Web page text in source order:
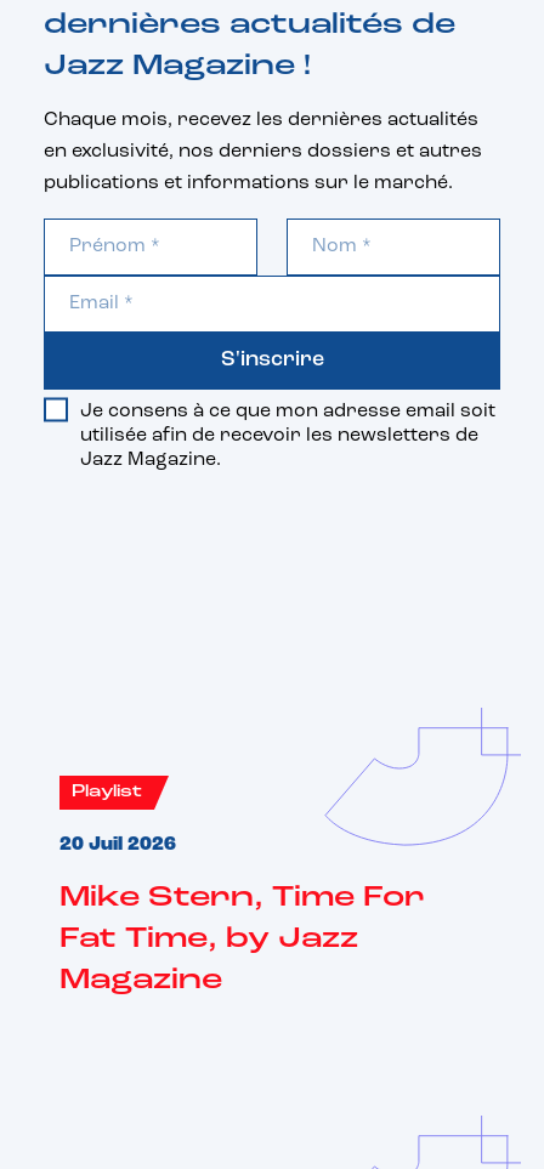
dernières actualités de
Jazz Magazine !
Chaque mois, recevez les dernières actualités
en exclusivité, nos derniers dossiers et autres
publications et informations sur le marché.
Je consens à ce que mon adresse email soit
utilisée afin de recevoir les newsletters de
Jazz Magazine.
S'inscrire
Playlist
20 Juil 2026
Mike Stern, Time For
Fat Time, by Jazz
Magazine